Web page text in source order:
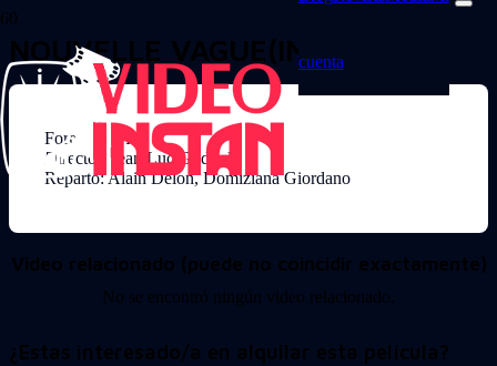
cuenta
NOUVELLE VAGUE(IM)
Formato: VHS
Director: Jean Luc Godard
Reparto: Alain Delon, Domiziana Giordano
Video relacionado (puede no coincidir exactamente)
No se encontró ningún video relacionado.
¿Estas interesado/a en alquilar esta película?